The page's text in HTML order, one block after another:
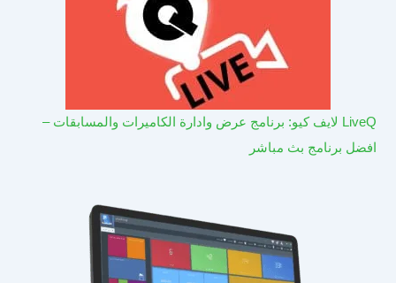
LiveQ لايف كيو: برنامج عرض وادارة الكاميرات والمسابقات –
افضل برنامج بث مباشر